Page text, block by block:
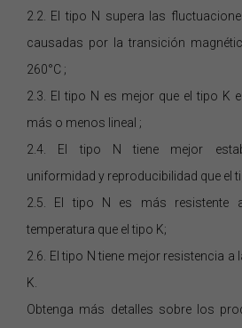
2.2. El tipo N supera las
causadas por la transición
260°C ;
2.3. El tipo N es mejor que el tipo K
más o menos lineal ;
2.4.
El tipo N tiene mejor
uniformidad y reproducibilidad que el
2.5.
El tipo N es más resistente
temperatura que el tipo K;
2.6. El tipo N tiene mejorresistencia a
K.
Obtenga más detalles sobre los